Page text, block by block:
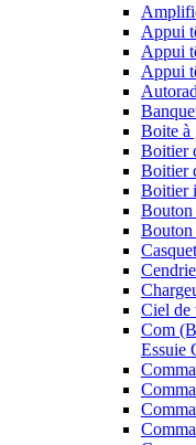
Appui
Appui
Appui
Boite à
Boitier
Boitier
Boitier
Bouton
Bouton
Ciel de
Com
Essuie